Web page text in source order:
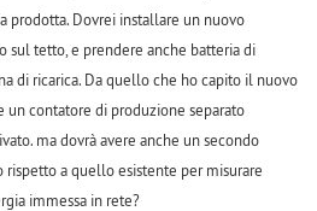
prodotta. Dovrei installare un nuovo
sul tetto, e prendere anche batteria di
di ricarica. Da quello che ho capito il nuovo
un contatore di produzione separato
ma dovrà avere anche un secondo
rispetto a quello esistente per misurare
immessa in rete?